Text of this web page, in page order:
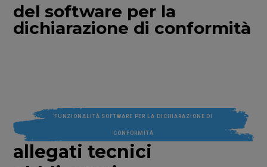
del software per la
dichiarazione di conformità
FUNZIONALITÀ SOFTWARE PER LA DICHIARAZIONE DI
CONFORMITÀ
allegati tecnici